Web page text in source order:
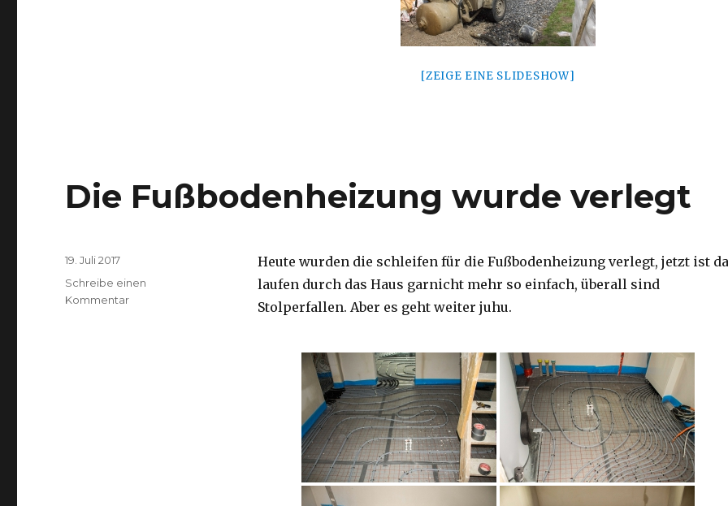
[ZEIGE EINE SLIDESHOW]
Die Fußbodenheizung wurde verlegt
Heute wurden die schleifen für die Fußbodenheizung verlegt, jetzt ist
laufen durch das Haus garnicht mehr so einfach, überall sind
Stolperfallen. Aber es geht weiter juhu.
Veröffentlicht
am
19. Juli 2017
Schreibe einen
Kommentarzu